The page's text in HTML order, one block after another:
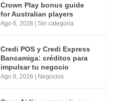
Crown Play bonus guide
for Australian players
Ago 6, 2026 |Sin categoría
Credi POS y Credi Express
Bancamiga: créditos para
impulsar tu negocio
Ago 6, 2026 Negocios